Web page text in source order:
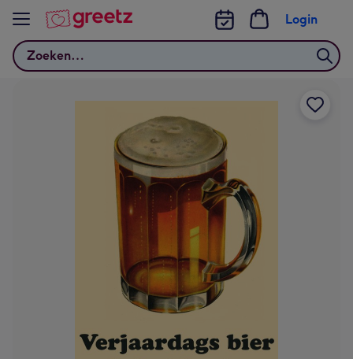
Bekijk meer
Zoeken
Login